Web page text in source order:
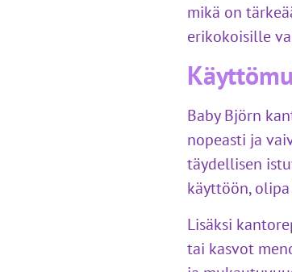
mikä on
erikokoisille
Baby Björn
nopeasti ja
täydellisen
käyttöön,
Lisäksi
tai kasvot